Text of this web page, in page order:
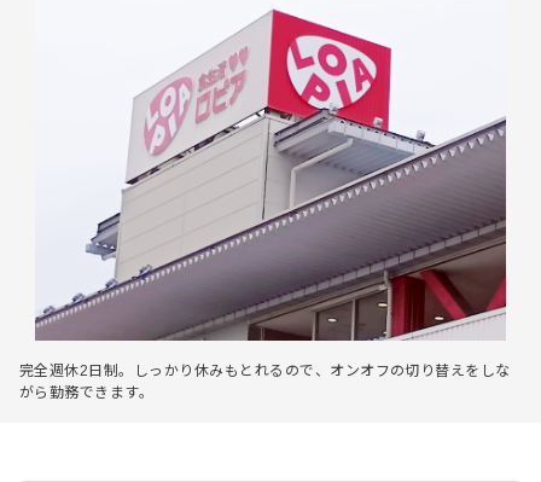
完全週休2日制。しっかり休みもとれるので、オンオフの切り替えをしな
がら勤務できます。